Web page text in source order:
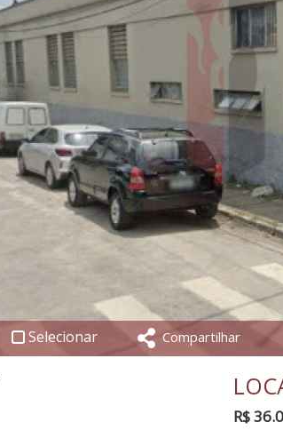
Selecionar Compartilhar
R$